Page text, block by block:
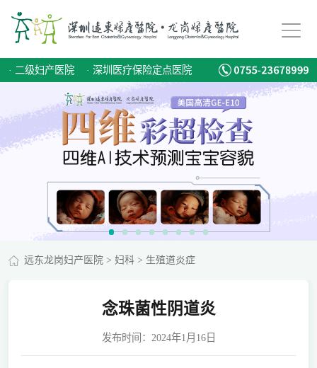
· 二级妇产医院 · 深圳医疗保险定点医院
远东龙岗妇产医院> 妇科> 生殖道炎症
念珠菌性阴道炎
发布时间：2024年1月16日